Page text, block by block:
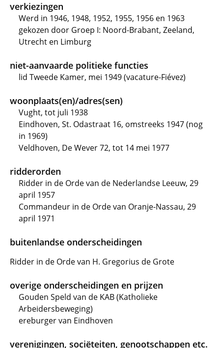
verkiezingen
Werd in 1946, 1948, 1952, 1955, 1956 en 1963
gekozen door Groep I: Noord-Brabant, Zeeland,
Utrecht en Limburg
niet-aanvaarde politieke functies
lid Tweede Kamer, mei 1949 (vacature-Fiévez)
woonplaats(en)/adres(sen)
Vught, tot juli 1938
Eindhoven, St. Odastraat 16, omstreeks 1947 (nog
in 1969)
Veldhoven, De Wever 72, tot 14 mei 1977
ridderorden
Ridder in de Orde van de Nederlandse Leeuw, 29
april 1957
Commandeur in de Orde van Oranje-Nassau, 29
april 1971
buitenlandse onderscheidingen
Ridder in de Orde van H. Gregorius de Grote
overige onderscheidingen en prijzen
Gouden Speld van de KAB (Katholieke
Arbeidersbeweging)
ereburger van Eindhoven
verenigingen, sociëteiten, genootschappen etc.